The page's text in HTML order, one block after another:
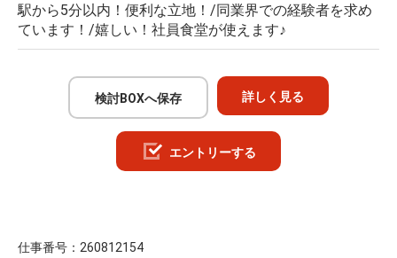
駅から5分以内！便利な立地！/同業界での経験者を求め
ています！/嬉しい！社員食堂が使えます♪
検討BOXへ保存 詳しく見る
エントリーする
仕事番号： 260812154